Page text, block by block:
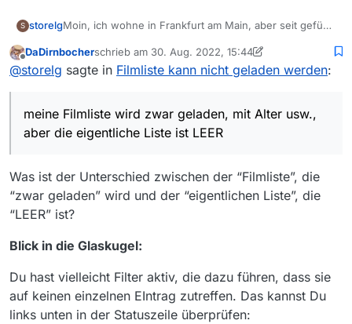
S storelgMoin, ich wohne in Frankfurt am Main, aber seit gefühlt
geladen, mit Alter usw., aber die eigentliche Liste ist
LEER . Schade.
Offline
DaDirnbocherschrieb am 30. Aug. 2022, 15:44
zuletzt editiert von DaDirnbocher
@storelg sagte in Filmliste kann nicht geladen werden:
meine Filmliste wird zwar geladen, mit Alter usw.,
aber die eigentliche Liste ist LEER
Was ist der Unterschied zwischen der “Filmliste”, die
“zwar geladen” wird und der “eigentlichen Liste”, die
“LEER” ist?
Blick in die Glaskugel:
Du hast vielleicht Filter aktiv, die dazu führen, dass sie
auf keinen einzelnen EIntrag zutreffen. Das kannst Du
links unten in der Statuszeile überprüfen: